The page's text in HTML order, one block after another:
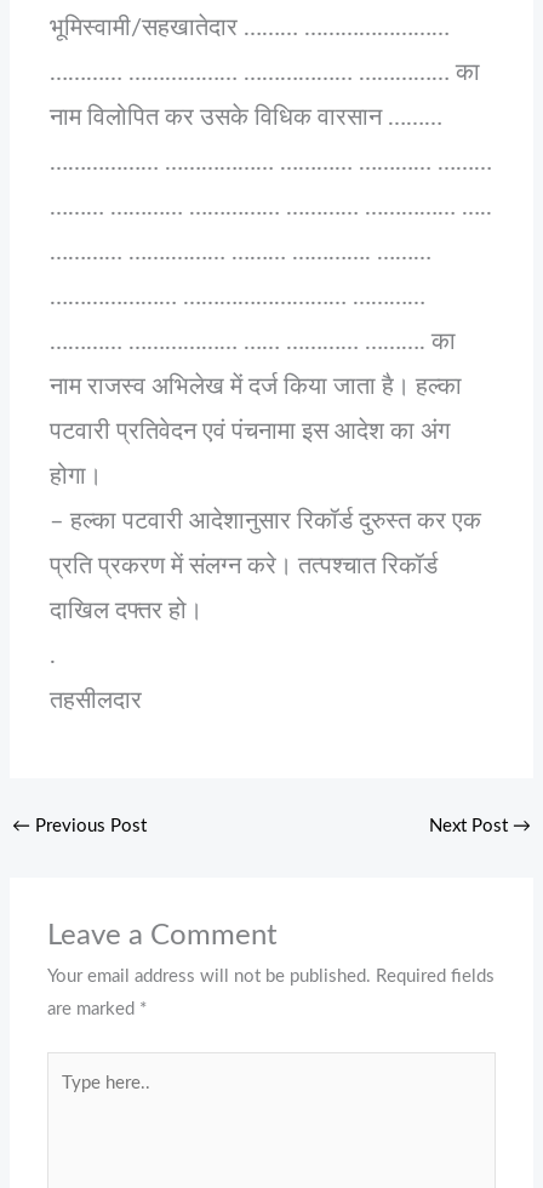
भूमिस्वामी/सहखातेदार ……… ……………………
………… ……………… ……………… …………… का
नाम विलोपित कर उसके विधिक वारसान ………
……………… ……………… ………… ………… ………
……… ………… …………… ………… …………… …..
………… …….……… ……… …………. ………
………………… ……………………… …………
………… ……………… …… ………… ………. का
नाम राजस्व अभिलेख में दर्ज किया जाता है। हल्का
पटवारी प्रतिवेदन एवं पंचनामा इस आदेश का अंग
होगा।
– हल्का पटवारी आदेशानुसार रिकॉर्ड दुरुस्त कर एक
प्रति प्रकरण में संलग्न करे। तत्पश्चात रिकॉर्ड
दाखिल दफ्तर हो।
.
तहसीलदार
← Previous Post Next Post →
Leave a Comment
Your email address will not be published. Required fields
are marked *